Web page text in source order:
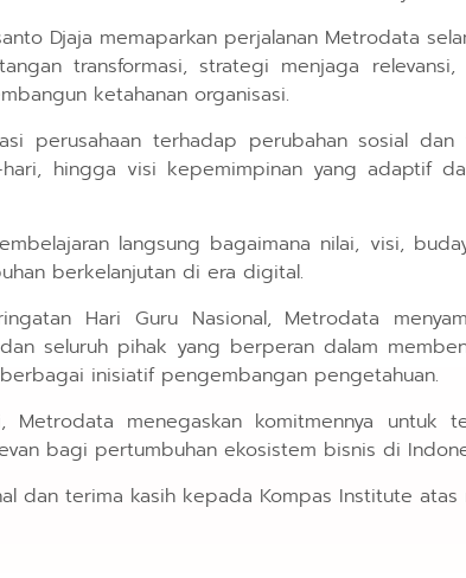
Djaja memaparkan perjalanan Metrodata
transformasi, strategi menjaga
ketahanan organisasi.
perusahaan terhadap perubahan sosial
hingga visi kepemimpinan yang adaptif
langsung bagaimana nilai, visi,
berkelanjutan di era digital.
Hari Guru Nasional, Metrodata
seluruh pihak yang berperan dalam
inisiatif pengembangan pengetahuan.
Metrodata menegaskan komitmennya untuk
bagi pertumbuhan ekosistem bisnis di
dan terima kasih kepada Kompas Institute